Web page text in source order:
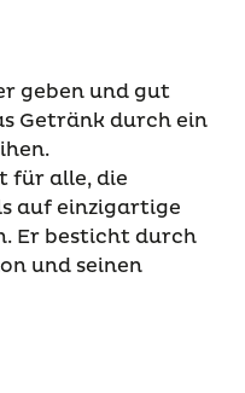
geben und gut
Getränk durch ein
für alle, die
auf einzigartige
Er besticht durch
und seinen